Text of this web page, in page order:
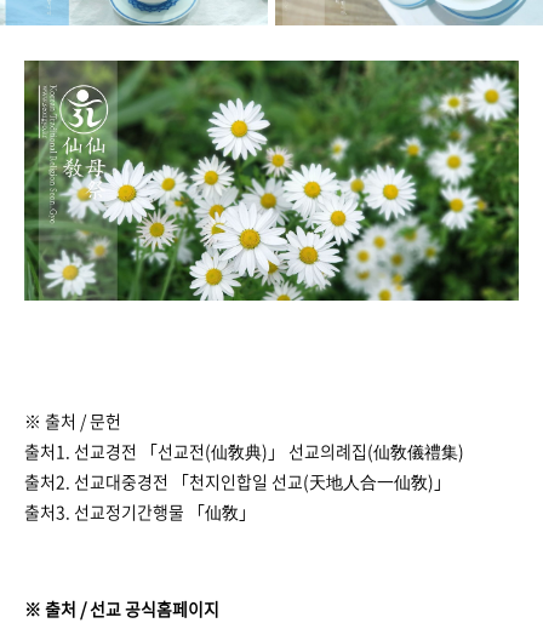
※ 출처 / 문헌
출처1. 선교경전 「선교전(仙敎典)」 선교의례집(仙敎儀禮集)
출처2. 선교대중경전 「천지인합일 선교(天地人合一仙敎)」
출처3. 선교정기간행물 「仙敎」
※ 출처 / 선교 공식홈페이지